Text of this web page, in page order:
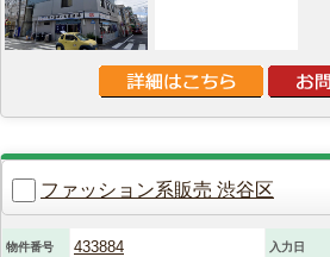
ファッション系販売 渋谷区
物件番号 433884 入力日